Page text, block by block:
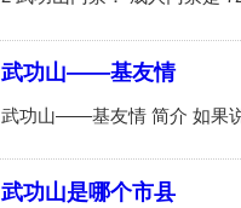
武功山——基友情
武功山是哪个市县